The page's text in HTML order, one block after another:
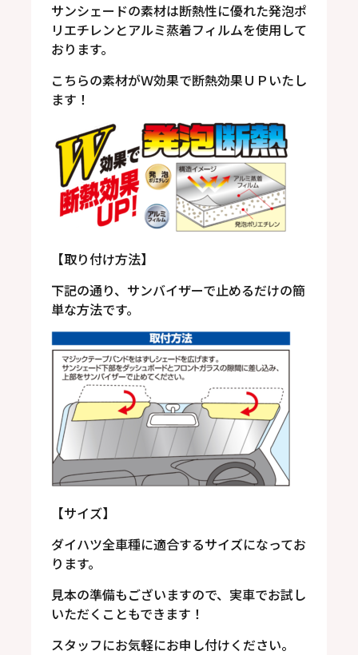
サンシェードの素材は断熱性に優れた発泡ポ
リエチレンとアルミ蒸着フィルムを使用して
おります。
こちらの素材がＷ効果で断熱効果ＵＰいたし
ます！
【取り付け方法】
下記の通り、サンバイザーで止めるだけの簡
単な方法です。
【サイズ】
ダイハツ全車種に適合するサイズになってお
ります。
見本の準備もございますので、実車でお試し
いただくこともできます！
スタッフにお気軽にお申し付けください。